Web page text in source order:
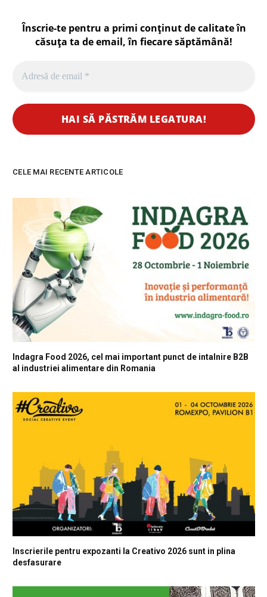
Înscrie-te pentru a primi conținut de calitate în
căsuța ta de email, în fiecaresăptămână!
CELE MAI RECENTE ARTICOLE
Indagra Food 2026, cel mai important punct de intalnire B2B
al industriei alimentare din Romania
Inscrierile pentru expozanti la Creativo 2026 sunt in plina
desfasurare